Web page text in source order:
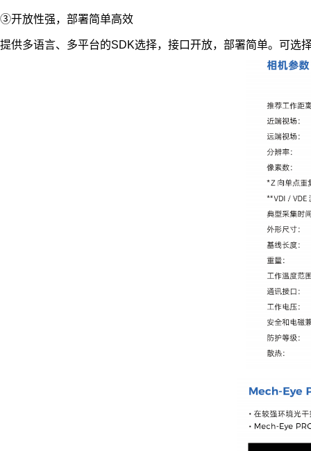
③开放性强，部署简单高效
提供多语言、多平台的SDK选择，接口开放，部署简单。可选